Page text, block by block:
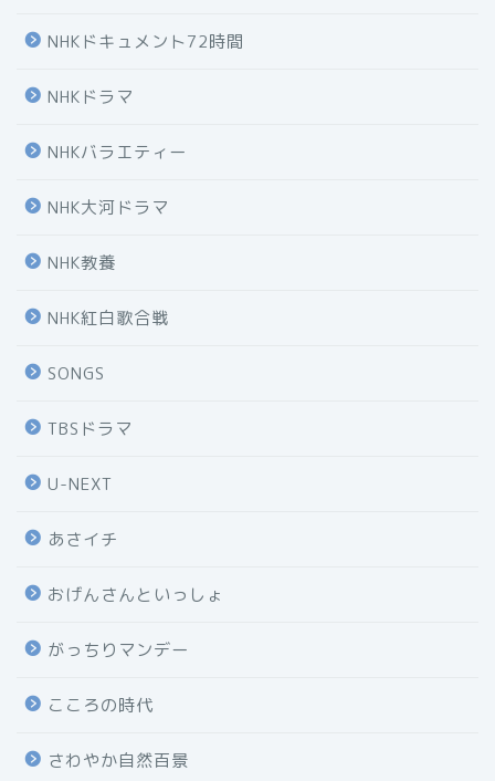
NHKドキュメント72時間
NHKドラマ
NHKバラエティー
NHK大河ドラマ
NHK教養
NHK紅白歌合戦
SONGS
TBSドラマ
U-NEXT
あさイチ
おげんさんといっしょ
がっちりマンデー
こころの時代
さわやか自然百景